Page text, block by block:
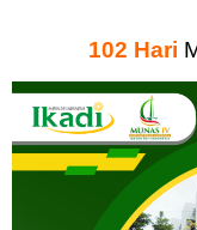
102 Hari